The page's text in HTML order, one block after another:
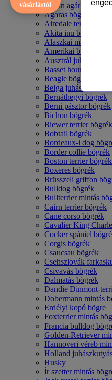
Afgán agár bögrék
Agaras bögrék
Airedale terrier
Akita inu bögrék
Alaszkai malamut
Amerikai bulldog
Ausztrál juhászkutya
Basset hound mintás
Beagle bögrék
Belga juhász -
Bernáthegyi bögrék
Berni pásztor bögrék
Bichon bögrék
Biewer terrier bögrék
Bobtail bögrék
Bordeaux-i dog
Border collie bögrék
Boston terrier bögrék
Boxeres bögrék
Brüsszeli griffon
Bulldog bögrék
Bullterrier mintás
Cairn terrier bögrék
Cane corso bögrék
Cavalier King
Cocker spániel
Corgis bögrék
Csaucsau bögrék
Csehszlovák
Csivavás bögrék
Dalmatás bögrék
Dandie Dinmont-
Dobermann mintás
Erdélyi kopó bögre
Foxterrier mintás
Francia bulldog
Golden-Retriever
Hannoveri véreb
Holland
Husky
Ír szetter mintás
vásárlástól